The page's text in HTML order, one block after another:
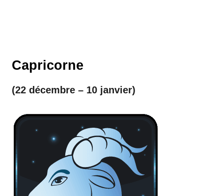
Capricorne
(22 décembre – 10 janvier)